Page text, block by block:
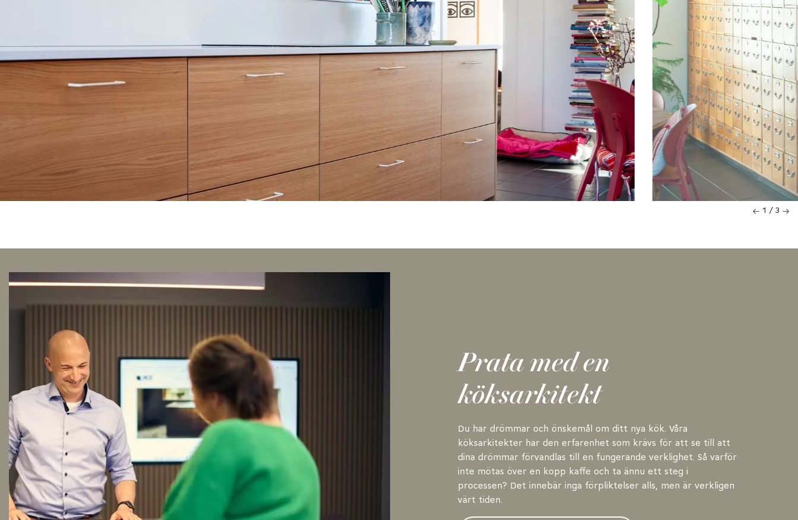
1 / 3
Prata med en
köksarkitekt
Du har drömmar och önskemål om ditt nya kök. Våra
köksarkitekter har den erfarenhet som krävs för att se till att
dina drömmar förvandlas till en fungerande verklighet. Så varför
inte mötas över en kopp kaffe och ta ännu ett steg i
processen? Det innebär inga förpliktelser alls, men är verkligen
värt tiden.